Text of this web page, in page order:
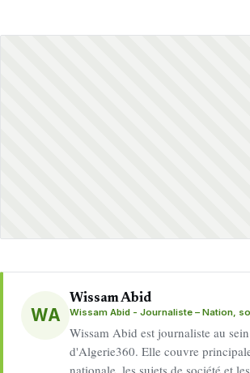
WA
Wissam Abid
Wissam Abid - Journaliste – Nation,
Wissam Abid est journaliste au
d'Algerie360. Elle couvre